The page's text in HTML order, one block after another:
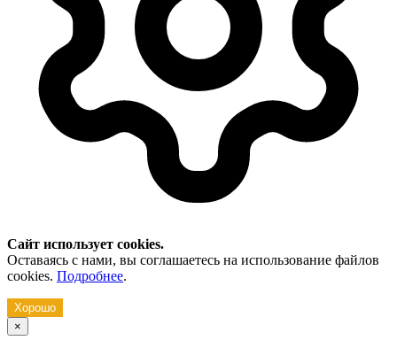
Сайт использует cookies.
Оставаясь с нами, вы соглашаетесь на использование файлов
cookies. Подробнее.
Хорошо
×